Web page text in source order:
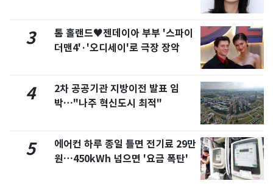
3
톰 홀랜드♥젠데이아 부부 '스파이
더맨4'·'오디세이'로 극장 장악
4
2차 공공기관 지방이전 발표 임
박…"나주 혁신도시 최적"
5
에어컨 하루 종일 틀면 전기료 29만
원…450kWh 넘으면 '요금 폭탄'